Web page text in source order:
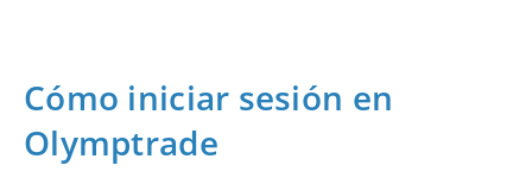
Cómo iniciar sesión en
Olymptrade